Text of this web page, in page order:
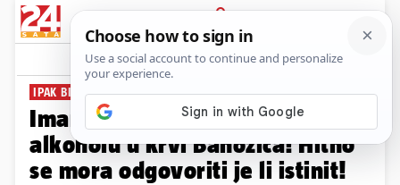
PRIJAVA
News Komentari
IPAK BILO ALKOHOLA?
Imamo nalaz s podatkom o
alkoholu u krvi Banožića! Hitno
se mora odgovoriti je li istinit!